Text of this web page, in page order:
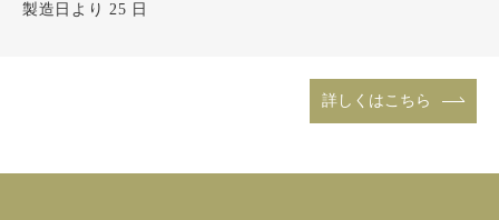
製造日より 25 日
詳しくはこちら